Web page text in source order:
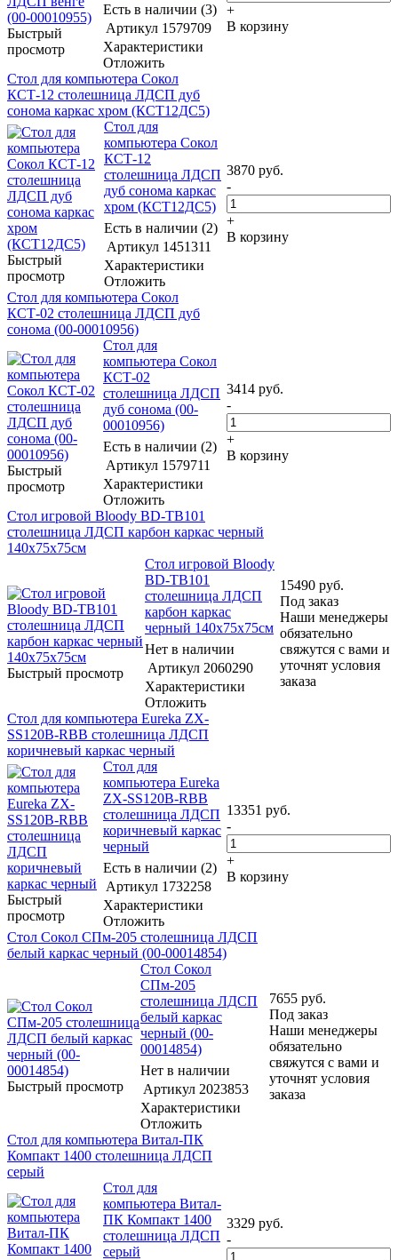
Быстрый
просмотр
Есть в наличии (3)
Артикул 1579709
Характеристики
Отложить
+
В корзину
Стол для компьютера Сокол
КСТ-12 столешница ЛДСП дуб
сонома каркас хром (КСТ12ДС5)
Быстрый
просмотр
Стол для
компьютера Сокол
КСТ-12
столешница ЛДСП
дуб сонома каркас
хром (КСТ12ДС5)
Есть в наличии (2)
Артикул 1451311
Характеристики
Отложить
3870 руб.
-
+
В корзину
Стол для компьютера Сокол
КСТ-02 столешница ЛДСП дуб
сонома (00-00010956)
Быстрый
просмотр
Стол для
компьютера Сокол
КСТ-02
столешница ЛДСП
дуб сонома (00-
00010956)
Есть в наличии (2)
Артикул 1579711
Характеристики
Отложить
3414 руб.
-
+
В корзину
Стол игровой Bloody BD-TB101
столешница ЛДСП карбон каркас черный
140x75x75см
Быстрый просмотр
Стол игровой Bloody
BD-TB101
столешница ЛДСП
карбон каркас
черный 140x75x75см
Нет в наличии
Артикул 2060290
Характеристики
Отложить
15490 руб.
Под заказ
Наши менеджеры
обязательно
свяжутся с вами и
уточнят условия
заказа
Стол для компьютера Eureka ZX-
SS120B-RBB столешница ЛДСП
коричневый каркас черный
Быстрый
просмотр
Стол для
компьютера Eureka
ZX-SS120B-RBB
столешница ЛДСП
коричневый каркас
черный
Есть в наличии (2)
Артикул 1732258
Характеристики
Отложить
13351 руб.
-
+
В корзину
Стол Сокол СПм-205 столешница ЛДСП
белый каркас черный (00-00014854)
Быстрый просмотр
Стол Сокол
СПм-205
столешница ЛДСП
белый каркас
черный (00-
00014854)
Нет в наличии
Артикул 2023853
Характеристики
Отложить
7655 руб.
Под заказ
Наши менеджеры
обязательно
свяжутся с вами и
уточнят условия
заказа
Стол для компьютера Витал-ПК
Компакт 1400 столешница ЛДСП
серый
Стол для
компьютера Витал-
ПК Компакт 1400
столешница ЛДСП
серый
3329 руб.
-